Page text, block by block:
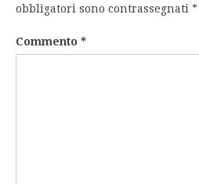
obbligatori sono contrassegnati *
Commento *